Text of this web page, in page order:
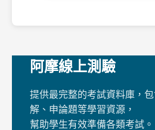
阿摩線上測驗
提供最完整的考試資料庫，
解、申論題等學習資源，
幫助學生有效準備各類考試。